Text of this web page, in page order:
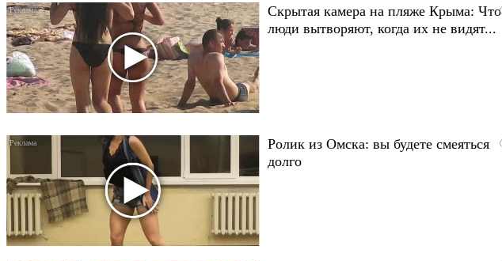
Скрытая камера на пляже Крыма: Что
люди вытворяют, когда их не видят...
Ролик из Омска: вы будете смеяться
долго